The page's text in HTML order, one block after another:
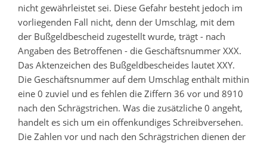
nicht gewährleistet sei. Diese Gefahr besteht jedoch im
vorliegenden Fall nicht, denn der Umschlag, mit dem
der Bußgeldbescheid zugestellt wurde, trägt - nach
Angaben des Betroffenen - die Geschäftsnummer XXX.
Das Aktenzeichen des Bußgeldbescheides lautet XXY.
Die Geschäftsnummer auf dem Umschlag enthält mithin
eine 0 zuviel und es fehlen die Ziffern 36 vor und 8910
nach den Schrägstrichen. Was die zusätzliche 0 angeht,
handelt es sich um ein offenkundiges Schreibversehen.
Die Zahlen vor und nach den Schrägstrichen dienen der